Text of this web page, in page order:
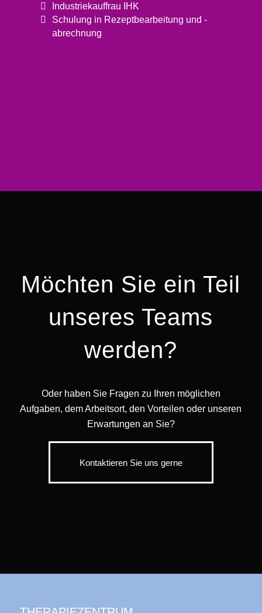
Industriekauffrau IHK
Schulung in Rezeptbearbeitung und -
abrechnung
Möchten Sie ein Teil
unseres Teams
werden?
Oder haben Sie Fragen zu Ihren möglichen
Aufgaben, dem Arbeitsort, den Vorteilen oder unseren
Erwartungen an Sie?
Kontaktieren Sie uns gerne